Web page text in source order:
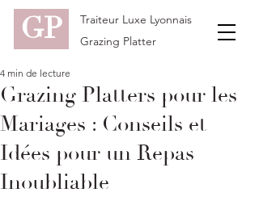
GP
Traiteur Luxe Lyonnais
Grazing Platter
Grazing Platters pour les
Mariages : Conseils et
Idées pour un Repas
Inoubliable
4 min de lecture